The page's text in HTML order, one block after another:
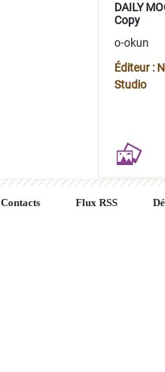
DAILY
Copy
o-okun
Éditeur :
Studio
Contacts Flux RSS